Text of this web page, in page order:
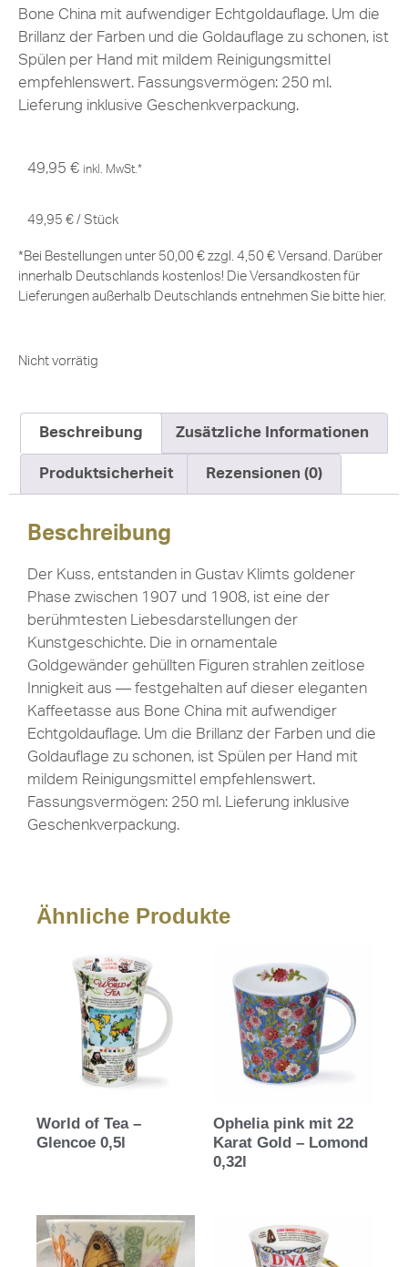
Bone China mit aufwendiger Echtgoldauflage. Um die
Brillanz der Farben und die Goldauflage zu schonen, ist
Spülen per Hand mit mildem Reinigungsmittel
empfehlenswert. Fassungsvermögen: 250 ml.
Lieferung inklusive Geschenkverpackung.
49,95 € inkl. MwSt.*
49,95 € / Stück
*Bei Bestellungen unter 50,00 € zzgl. 4,50 € Versand. Darüber
innerhalb Deutschlands kostenlos! Die Versandkosten für
Lieferungen außerhalb Deutschlands entnehmen Sie bitte hier.
Nicht vorrätig
Beschreibung Zusätzliche Informationen
Produktsicherheit Rezensionen (0)
Beschreibung
Der Kuss, entstanden in Gustav Klimts goldener
Phase zwischen 1907 und 1908, ist eine der
berühmtesten Liebesdarstellungen der
Kunstgeschichte. Die in ornamentale
Goldgewänder gehüllten Figuren strahlen zeitlose
Innigkeit aus — festgehalten auf dieser eleganten
Kaffeetasse aus Bone China mit aufwendiger
Echtgoldauflage. Um die Brillanz der Farben und die
Goldauflage zu schonen, ist Spülen per Hand mit
mildem Reinigungsmittel empfehlenswert.
Fassungsvermögen: 250 ml. Lieferung inklusive
Geschenkverpackung.
Ähnliche Produkte
World of Tea –
Glencoe 0,5l
Ophelia pink mit 22
Karat Gold – Lomond
0,32l